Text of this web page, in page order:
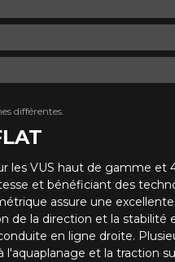
VUS haut de gamme et
et bénéficiant des
assure une
de la direction et la stabilité
en ligne droite.
et la traction
différentes.